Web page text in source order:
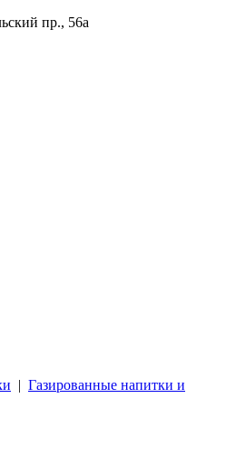
пр., 56а
| Газированные напитки и